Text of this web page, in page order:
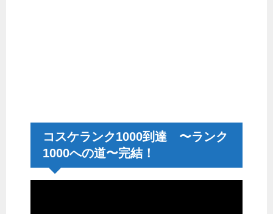
コスケランク1000到達 〜ランク
1000への道〜完結！